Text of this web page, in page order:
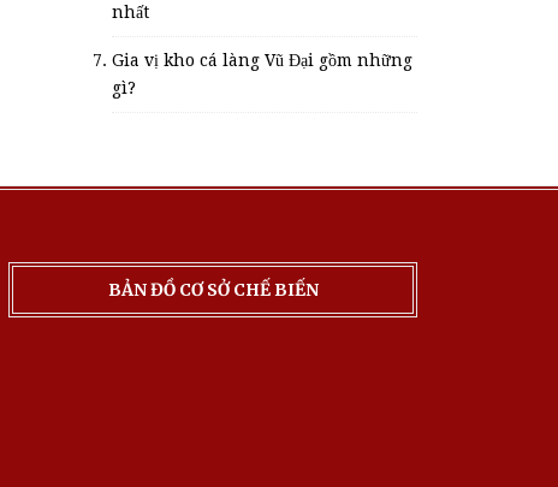
nhất
Gia vị kho cá làng Vũ Đại gồm những
gì?
BẢN ĐỒ CƠ SỞ CHẾ BIẾN